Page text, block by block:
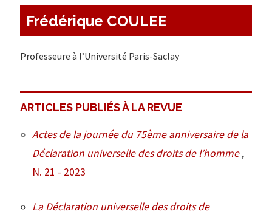
Frédérique COULEE
Professeure à l’Université Paris-Saclay
ARTICLES PUBLIÉS À LA REVUE
Actes de la journée du 75ème anniversaire de la
Déclaration universelle des droits de l’homme ,
N. 21 - 2023
La Déclaration universelle des droits de